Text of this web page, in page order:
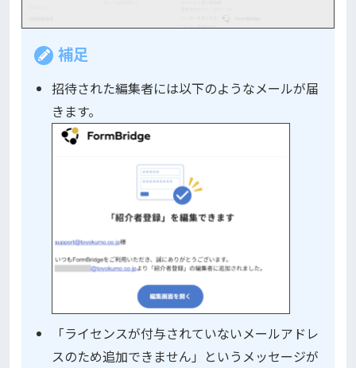
補足
招待された編集者には以下のようなメールが届
きます。
「ライセンスが付与されていないメールアドレ
スのため追加できません」というメッセージが